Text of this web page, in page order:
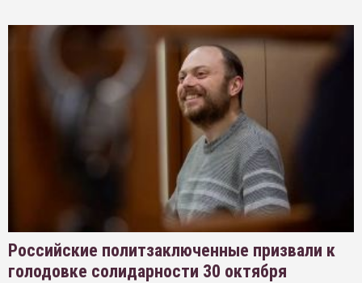
Российские политзаключенные призвали к
голодовке солидарности 30 октября